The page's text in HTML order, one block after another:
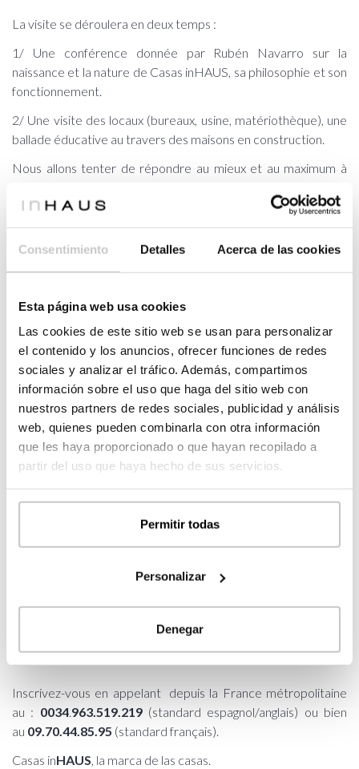
Consentimiento Detalles Acerca de las cookies
Esta página web usa cookies
Las cookies de este sitio web se usan para personalizar
el contenido y los anuncios, ofrecer funciones de redes
sociales y analizar el tráfico. Además, compartimos
información sobre el uso que haga del sitio web con
nuestros partners de redes sociales, publicidad y análisis
web, quienes pueden combinarla con otra información
que les haya proporcionado o que hayan recopilado a
partir del uso que haya hecho de sus servicios.
Permitir todas
Personalizar
Denegar
La visite se déroulera en deux temps :
1/ Une conférence donnée par Rubén Navarro sur la
naissance et la nature de Casas inHAUS, sa philosophie et son
fonctionnement.
2/ Une visite des locaux (bureaux, usine, matériothèque), une
ballade éducative au travers des maisons en construction.
Nous allons tenter de répondre au mieux et au maximum à
Les visites s’organiseront ainsi en fonction du type de parcelle
Communauté valencienne
A 18h : Personnes détenant une parcelle EN DEHORS de la
Communauté valencienne
samedi 20 Octobre _ Parcelles de plus de 600m²
A 10h : Personnes détenant une parcelle dans la
Communauté valencienne
A 12h : Personnes détenant une parcelle EN DEHORS de la
Communauté valencienne
Contactez-nous par téléphone.
Inscrivez-vous en appelant depuis la France métropolitaine
au : 0034.963.519.219 (standard espagnol/anglais) ou bien
au 09.70.44.85.95 (standard français).
Casas inHAUS, la marca de las casas.